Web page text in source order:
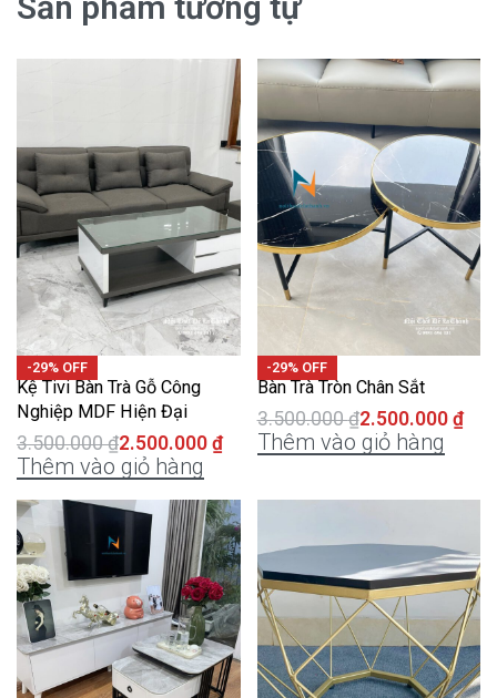
-29% OFF
Kệ Tivi Bàn Trà Gỗ Công
Nghiệp MDF Hiện Đại
3.500.000₫2.500.000 ₫
Thêm vào giỏ hàng
-29% OFF
Bàn Trà Tròn Chân Sắt
3.500.000₫2.500.000 ₫
Thêm vào giỏ hàng